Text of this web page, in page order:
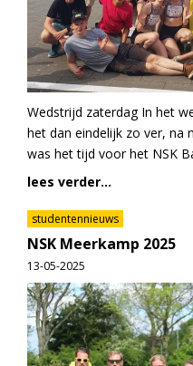
Wedstrijd zaterdag In het
het dan eindelijk zo ver, na
was het tijd voor het NSK
lees verder...
studentennieuws
NSK Meerkamp 2025
13-05-2025